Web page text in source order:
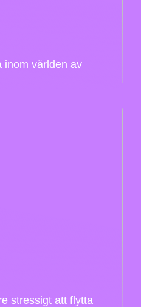
inom världen av
stressigt att flytta